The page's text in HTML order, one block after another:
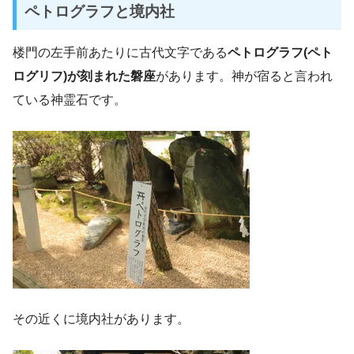
ペトログラフと境内社
楼門の左手前あたりに古代文字であるペトログラフ(ペト
ログリフ)が刻まれた磐座があります。神が宿ると言われ
ている神霊石です。
その近くに境内社があります。